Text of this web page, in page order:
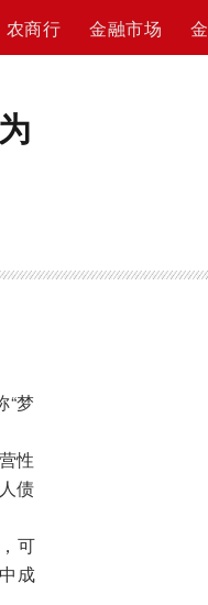
农商行 金融市场
“梦
性
债
可
成